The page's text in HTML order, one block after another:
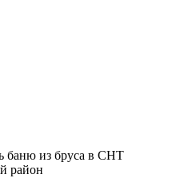
баню из бруса в СНТ
район